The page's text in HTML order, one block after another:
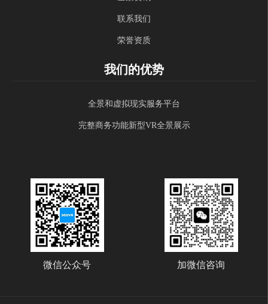
联系我们
荣誉资质
我们的优势
全景和虚拟现实服务平台
完整商务功能新型VR全景展示
微信公众号 加微信咨询